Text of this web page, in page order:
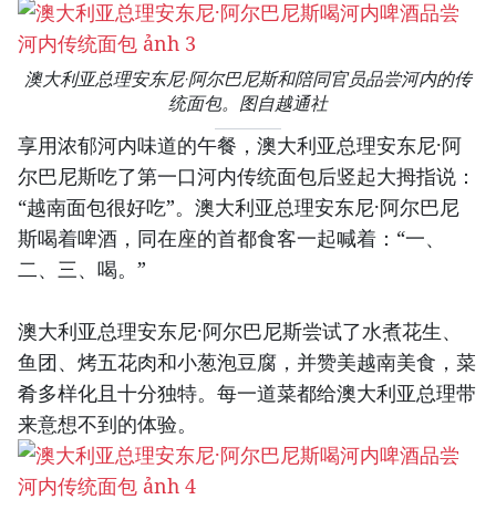
澳大利亚总理安东尼·阿尔巴尼斯和陪同官员品尝河内的传
统面包。图自越通社
享用浓郁河内味道的午餐，澳大利亚总理安东尼·阿
尔巴尼斯吃了第一口河内传统面包后竖起大拇指说：
“越南面包很好吃”。澳大利亚总理安东尼·阿尔巴尼
斯喝着啤酒，同在座的首都食客一起喊着：“一、
二、三、喝。”
澳大利亚总理安东尼·阿尔巴尼斯尝试了水煮花生、
鱼团、烤五花肉和小葱泡豆腐，并赞美越南美食，菜
肴多样化且十分独特。每一道菜都给澳大利亚总理带
来意想不到的体验。